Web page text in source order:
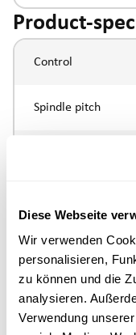
Diese Webseite
Wir verwenden
personalisieren,
zu können und die
analysieren.
Verwendung
Product-
Control
Spindle pitch
Execution